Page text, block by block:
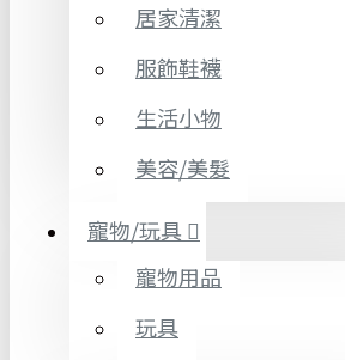
居家清潔
服飾鞋襪
生活小物
美容/美髮
寵物/玩具
寵物用品
玩具